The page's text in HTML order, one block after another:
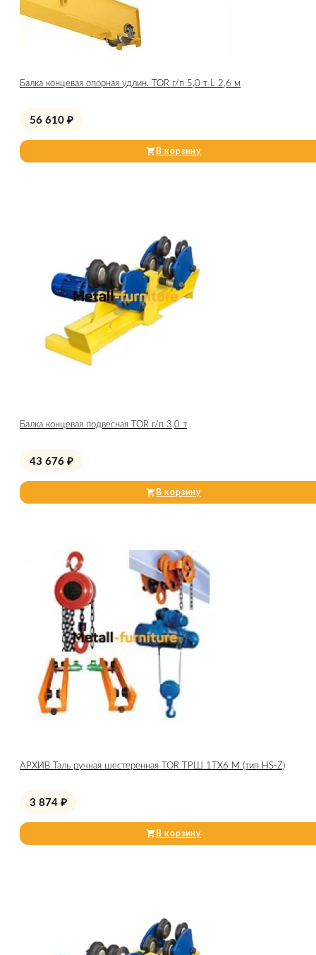
Балка концевая опорная удлин. TOR г/п 5,0 т L 2,6 м
56 610 ₽
В корзину
Балка концевая подвесная TOR г/п 3,0 т
43 676 ₽
В корзину
АРХИВ Таль ручная шестеренная TOR ТРШ 1ТХ6 М (тип HS-Z)
3 874 ₽
В корзину